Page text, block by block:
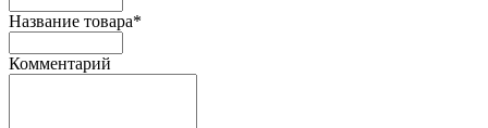
Название товара*
Комментарий